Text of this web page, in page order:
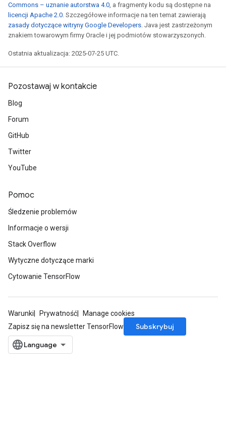
Commons – uznanie autorstwa 4.0, a fragmenty kodu są dostępne na
licencji Apache 2.0. Szczegółowe informacje na ten temat zawierają
zasady dotyczące witryny Google Developers. Java jest zastrzeżonym
znakiem towarowym firmy Oracle i jej podmiotów stowarzyszonych.
Ostatnia aktualizacja: 2025-07-25 UTC.
Pozostawaj w kontakcie
Blog
Forum
GitHub
Twitter
YouTube
Pomoc
Śledzenie problemów
Informacje o wersji
Stack Overflow
Wytyczne dotyczące marki
Cytowanie TensorFlow
Warunki Prywatność
Manage cookies
Zapisz się na newsletter TensorFlow
Subskrybuj